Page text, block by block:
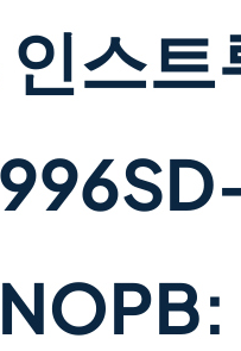
스트